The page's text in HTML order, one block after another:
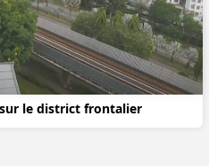
le district frontalier